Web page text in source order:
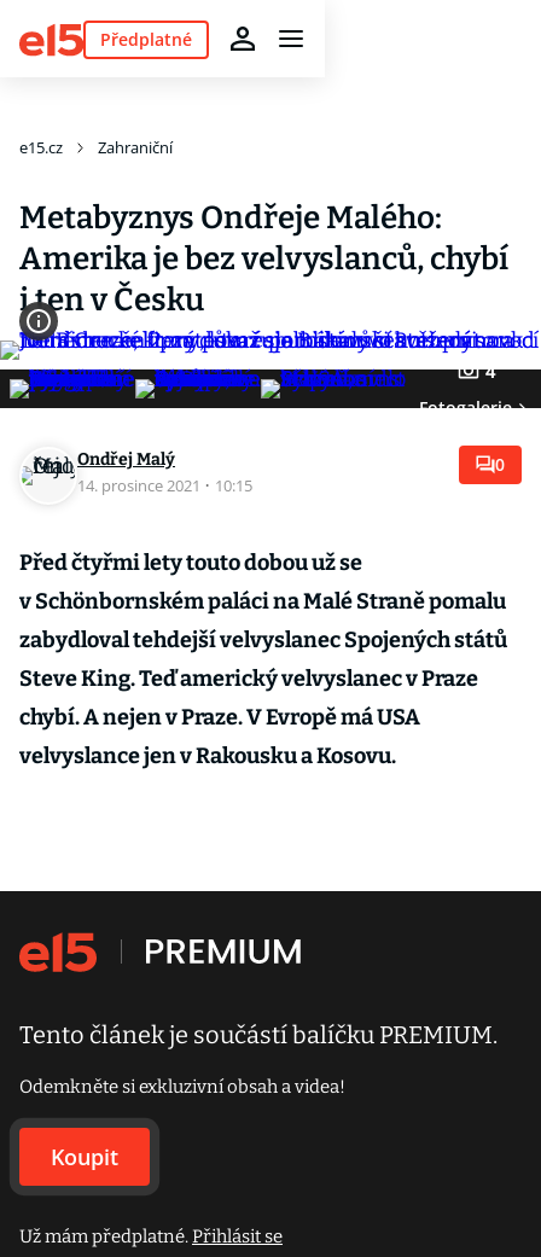
Předplatné
e15.cz Zahraniční
Metabyznys Ondřeje Malého:
Amerika je bez velvyslanců, chybí
i ten v Česku
4
Fotogalerie
Ondřej Malý
14. prosince 2021 · 10:15
0
Před čtyřmi lety touto dobou už se
v Schönbornském paláci na Malé Straně pomalu
zabydloval tehdejší velvyslanec Spojených států
Steve King. Teď americký velvyslanec v Praze
chybí. A nejen v Praze. V Evropě má USA
velvyslance jen v Rakousku a Kosovu.
Tento článek je součástí balíčku PREMIUM.
Odemkněte si exkluzivní obsah a videa!
Koupit
Už mám předplatné.Přihlásit se